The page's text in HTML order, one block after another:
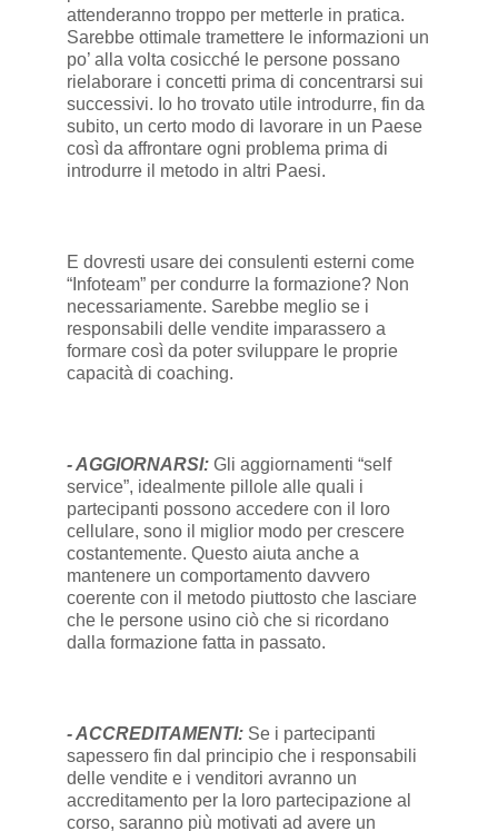
attenderanno troppo per metterle in pratica.
Sarebbe ottimale tramettere le informazioni un
po’ alla volta cosicché le persone possano
rielaborare i concetti prima di concentrarsi sui
successivi. Io ho trovato utile introdurre, fin da
subito, un certo modo di lavorare in un Paese
così da affrontare ogni problema prima di
introdurre il metodo in altri Paesi.
E dovresti usare dei consulenti esterni come
“Infoteam” per condurre la formazione? Non
necessariamente. Sarebbe meglio se i
responsabili delle vendite imparassero a
formare così da poter sviluppare le proprie
capacità di coaching.
- AGGIORNARSI: Gli aggiornamenti “self
service”, idealmente pillole alle quali i
partecipanti possono accedere con il loro
cellulare, sono il miglior modo per crescere
costantemente. Questo aiuta anche a
mantenere un comportamento davvero
coerente con il metodo piuttosto che lasciare
che le persone usino ciò che si ricordano
dalla formazione fatta in passato.
- ACCREDITAMENTI: Se i partecipanti
sapessero fin dal principio che i responsabili
delle vendite e i venditori avranno un
accreditamento per la loro partecipazione al
corso, saranno più motivati ad avere un